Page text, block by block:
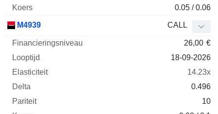
0.05 / 0.06
M4939 CALL
26,00 €
18-09-2026
14.23x
0.496
10